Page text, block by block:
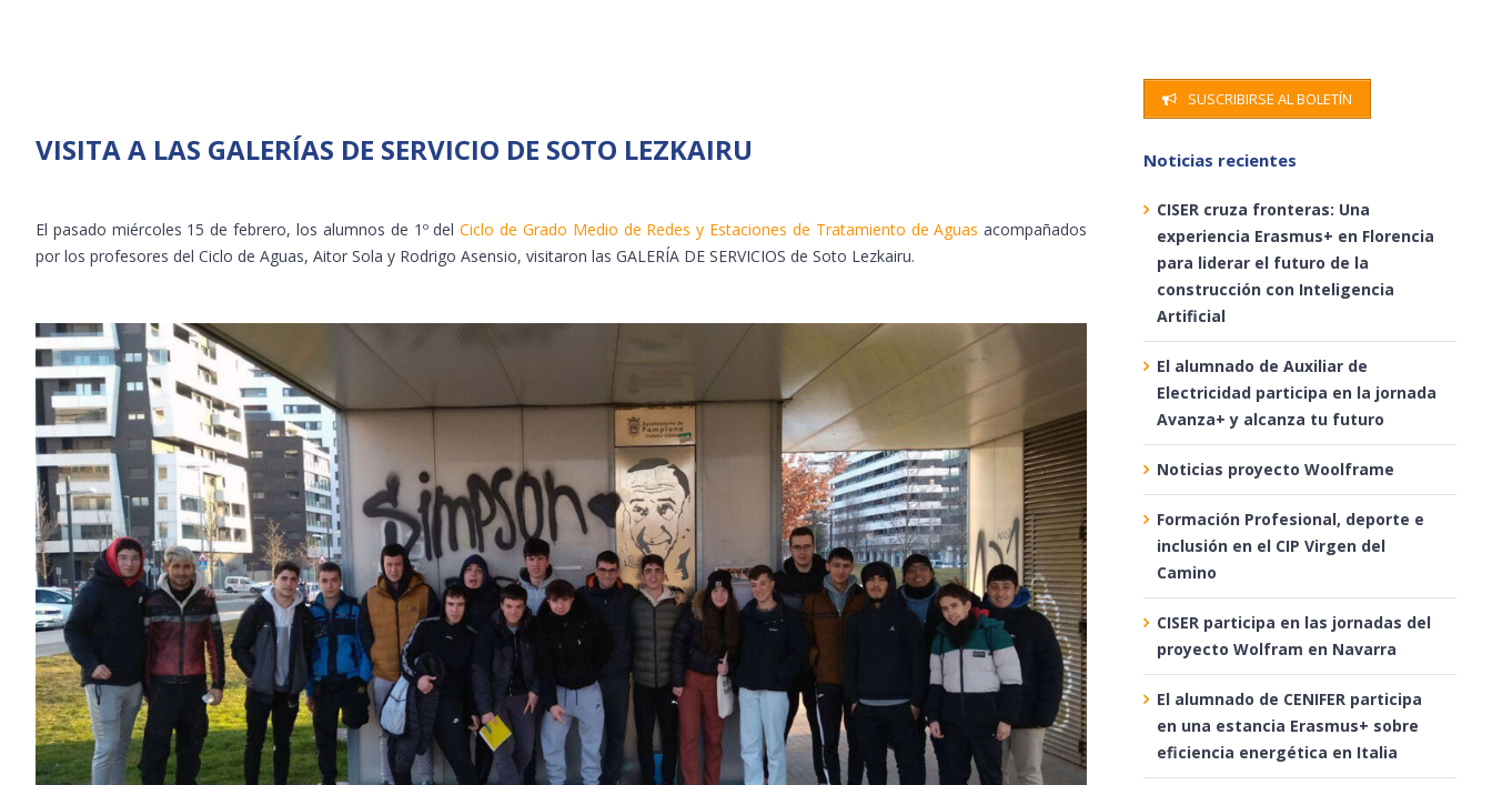
VISITA A LAS GALERÍAS DE SERVICIO DE SOTO LEZKAIRU
El pasado miércoles 15 de febrero, los alumnos de 1º delCiclo de Grado Medio de Redes y Estaciones de Tratamiento de Aguas acompañados
por los profesores del Ciclo de Aguas, Aitor Sola y Rodrigo Asensio, visitaron las GALERÍA DE SERVICIOS de Soto Lezkairu.
SUSCRIBIRSE AL BOLETÍN
Noticias recientes
CISER cruza fronteras: Una
experiencia Erasmus+ en Florencia
para liderar el futuro de la
construcción con Inteligencia
Artificial
El alumnado de Auxiliar de
Electricidad participa en la jornada
Avanza+ y alcanza tu futuro
Noticias proyecto Woolframe
Formación Profesional, deporte e
inclusión en el CIP Virgen del
Camino
CISER participa en las jornadas del
proyecto Wolfram en Navarra
El alumnado de CENIFER participa
en una estancia Erasmus+ sobre
eficiencia energética en Italia